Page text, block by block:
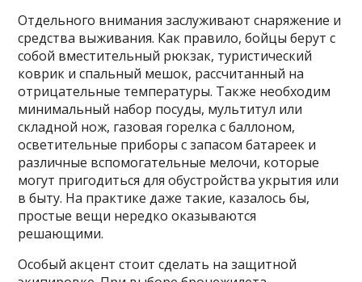
Отдельного внимания заслуживают снаряжение и
средства выживания. Как правило, бойцы берут с
собой вместительный рюкзак, туристический
коврик и спальный мешок, рассчитанный на
отрицательные температуры. Также необходим
минимальный набор посуды, мультитул или
складной нож, газовая горелка с баллоном,
осветительные приборы с запасом батареек и
различные вспомогательные мелочи, которые
могут пригодиться для обустройства укрытия или
в быту. На практике даже такие, казалось бы,
простые вещи нередко оказываются
решающими.
Особый акцент стоит сделать на защитной